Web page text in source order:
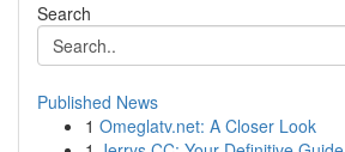
Search
Published News
1 Omeglatv.net: A Closer Look